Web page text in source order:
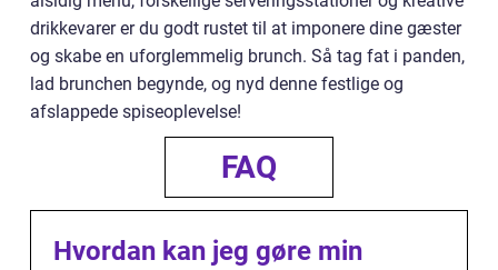
drikkevarer er du godt rustet til at imponere dine gæster
og skabe en uforglemmelig brunch. Så tag fat i panden,
lad brunchen begynde, og nyd denne festlige og
afslappede spiseoplevelse!
FAQ
Hvordan kan jeg gøre min